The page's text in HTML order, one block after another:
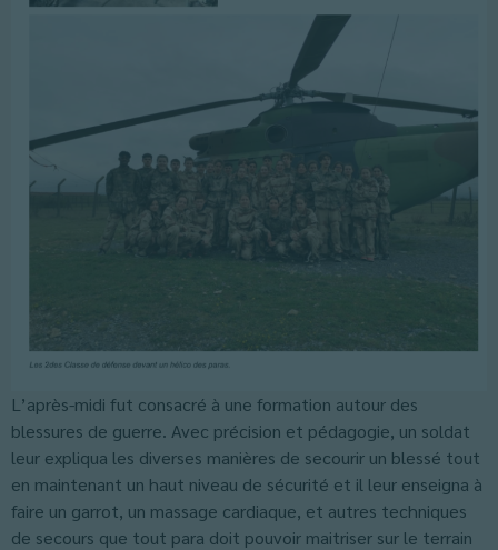
L’après-midi fut consacré à une formation autour des
blessures de guerre. Avec précision et pédagogie, un soldat
leur expliqua les diverses manières de secourir un blessé tout
en maintenant un haut niveau de sécurité et il leur enseigna à
faire un garrot, un massage cardiaque, et autres techniques
de secours que tout para doit pouvoir maitriser sur le terrain